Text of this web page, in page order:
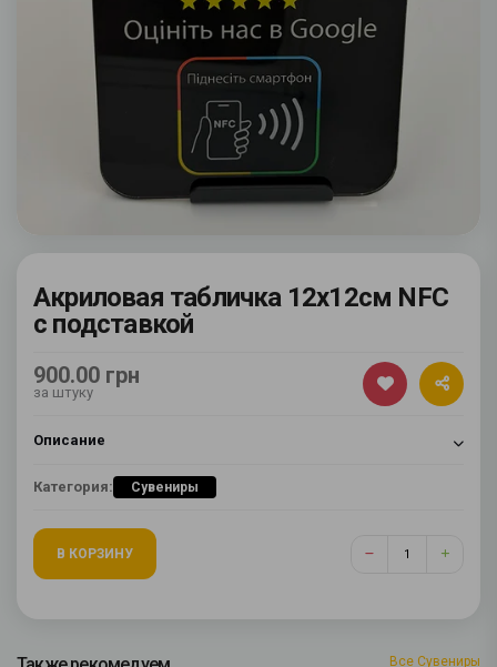
Акриловая табличка 12х12см NFC
с подставкой
900.00 грн
за штуку
Описание
Категория: Сувениры
В КОРЗИНУ
Все Сувениры